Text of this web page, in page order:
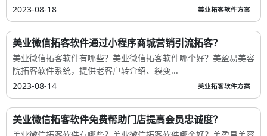
2023-08-18
美业拓客软件方案
美业微信拓客软件通过小程序商城营销引流拓客？
美业微信拓客软件有哪些？美业微信拓客软件哪个好？美盈易美容
院拓客软件系统，提供老客户转介绍、裂变...
2023-08-14
美业拓客软件方案
美业微信拓客软件免费帮助门店提高会员忠诚度？